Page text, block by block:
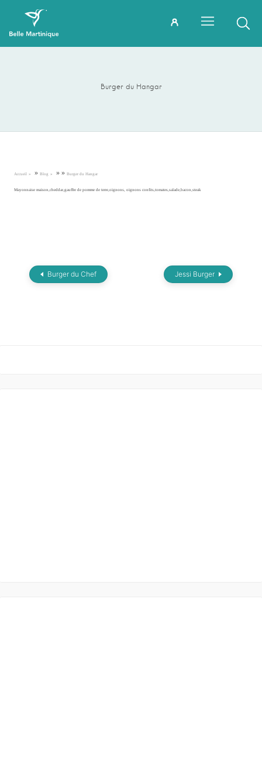
Burger du Hangar
Accueil » Blog » » Burger du Hangar
Mayonnaise maison,cheddar,gauffre de pomme de terre,oignons, oignons confits,tomates,salade,bacon,steak
Burger du Chef Jessi Burger